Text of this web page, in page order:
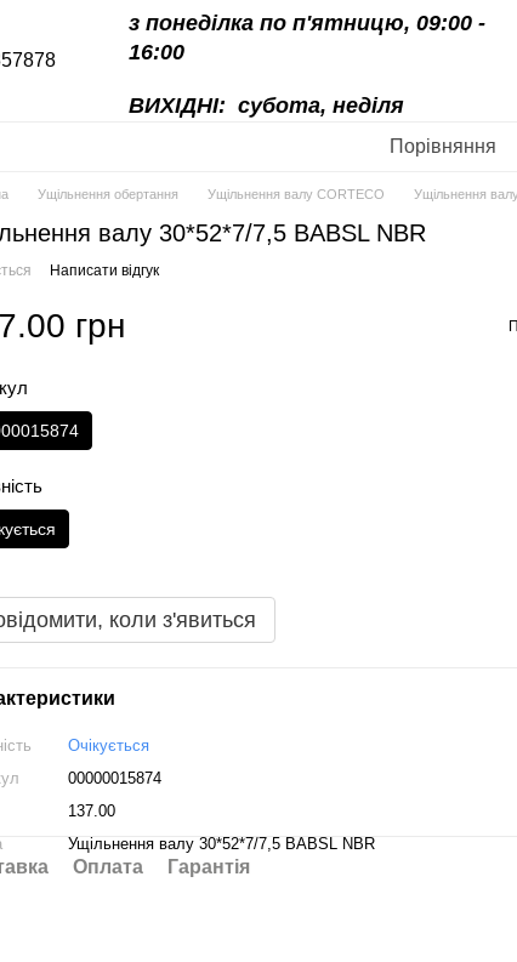
з понеділка по п'ятницю, 09:00 -
16:00
ВИХІДНІ: субота, неділя
Порівняння
Ущільнення обертання Ущільнення валу CORTECO Ущільнення
валу 30*52*7/7,5 BABSL NBR
Написати відгук
грн
коли з'явиться
Очікується
00000015874
137.00
Ущільнення валу 30*52*7/7,5 BABSL NBR
Оплата Гарантія